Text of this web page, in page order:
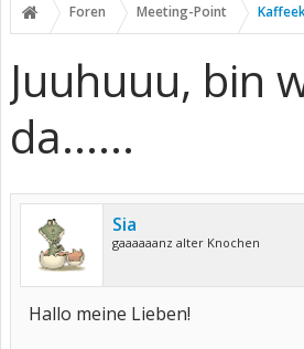
Foren Meeting-Point
Juuhuuu, bin
da......
Sia
gaaaaaanz alter Knochen
Hallo meine Lieben!